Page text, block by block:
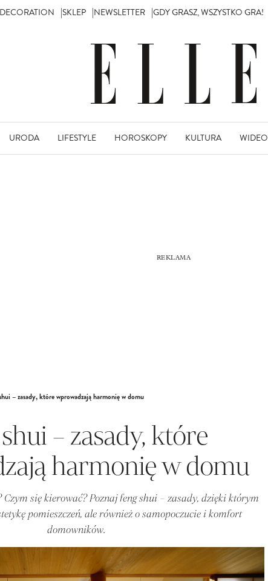
SKLEP NEWSLETTER GDY GRASZ, WSZYSTKO GRA!
URODA LIFESTYLE HOROSKOPY KULTURA WIDEO
– zasady, które wprowadzają harmonię w domu
– zasady, które
harmonię w domu
się kierować? Poznaj feng shui – zasady, dzięki którym
pomieszczeń, ale również o samopoczucie i komfort
domowników.